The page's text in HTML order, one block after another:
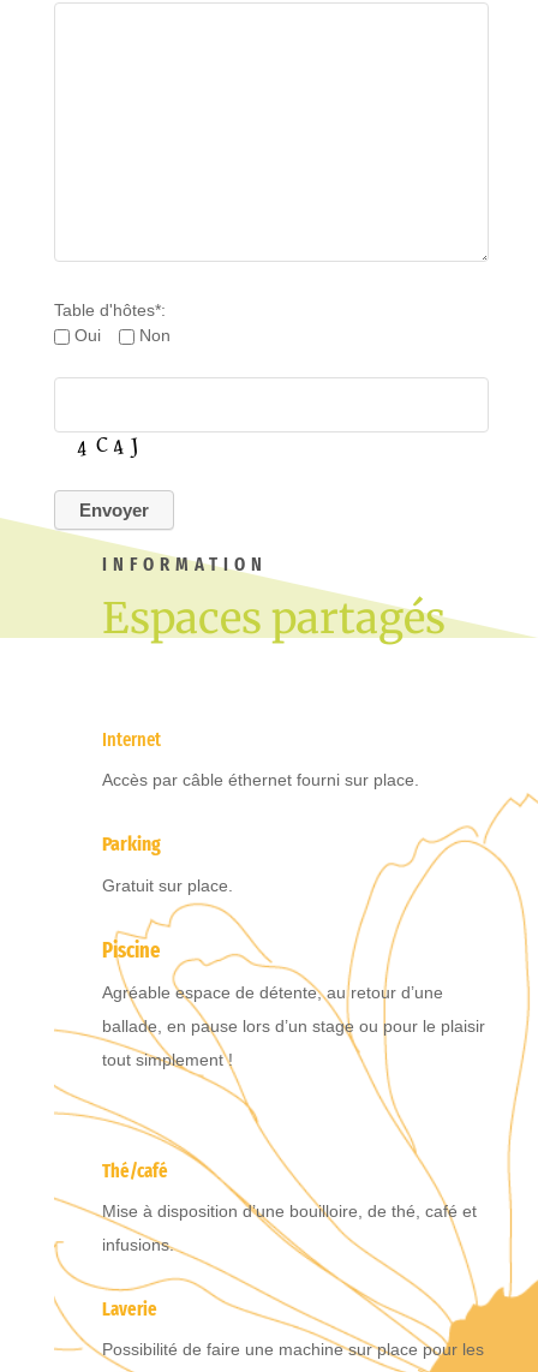
Table d'hôtes*:
Oui
Non
INFORMATION
Espaces partagés
Internet
Accès par câble éthernet fourni sur place.
Parking
Gratuit sur place.
Piscine
Agréable espace de détente, au retour d’une
ballade, en pause lors d’un stage ou pour le plaisir
tout simplement !
Thé/café
Mise à disposition d’une bouilloire, de thé, café et
infusions.
Laverie
Possibilité de faire une machine sur place pour les